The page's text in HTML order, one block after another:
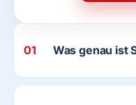
01 Was genau ist